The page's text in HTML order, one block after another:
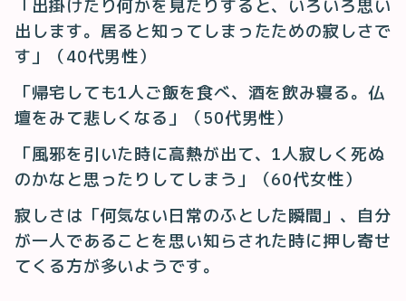
「出掛けたり何かを見たりすると、いろいろ思い
出します。居ると知ってしまったための寂しさで
す」（40代男性）
「帰宅しても1人ご飯を食べ、酒を飲み寝る。仏
壇をみて悲しくなる」（50代男性）
「風邪を引いた時に高熱が出て、1人寂しく死ぬ
のかなと思ったりしてしまう」（60代女性）
寂しさは「何気ない日常のふとした瞬間」、自分
が一人であることを思い知らされた時に押し寄せ
てくる方が多いようです。